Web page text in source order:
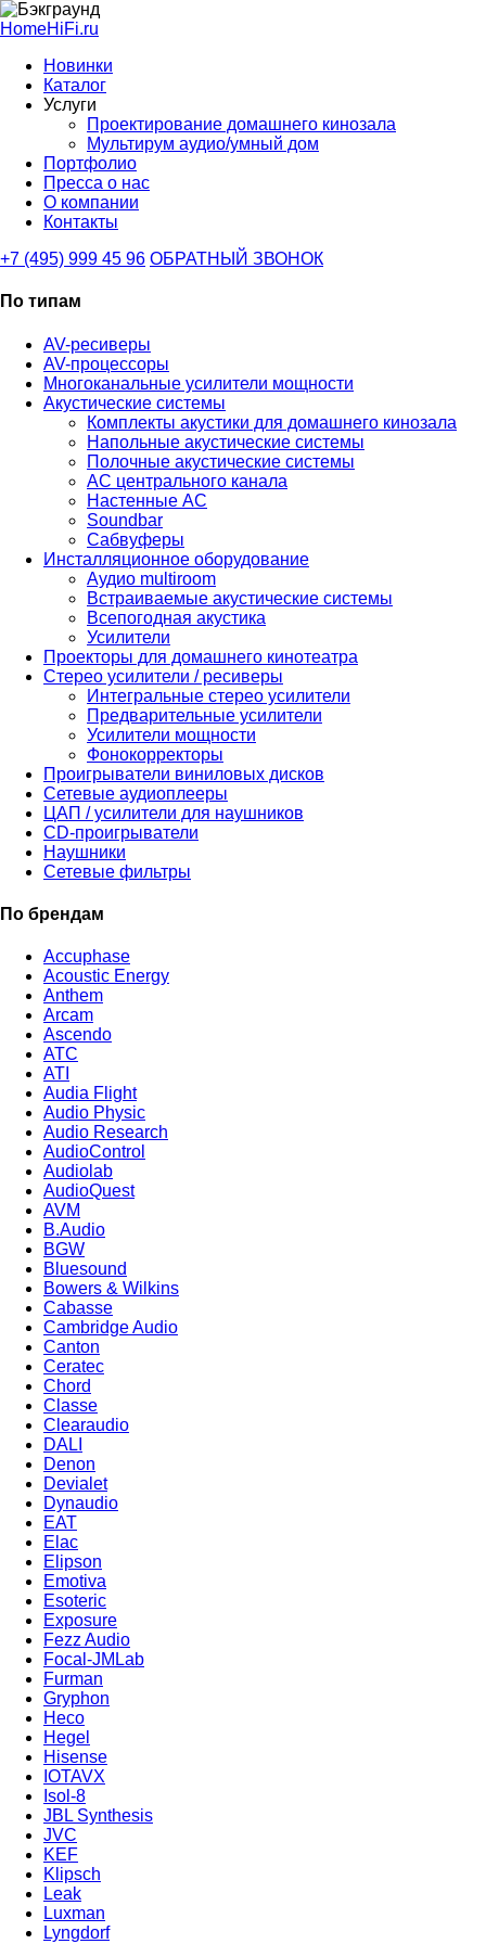
HomeHiFi.ru
Новинки
Каталог
Услуги
Проектирование домашнего кинозала
Мультирум аудио/умный дом
Портфолио
Пресса о нас
О компании
Контакты
+7 (495) 999 45 96 ОБРАТНЫЙ ЗВОНОК
По типам
AV-ресиверы
AV-процессоры
Многоканальные усилители мощности
Акустические системы
Комплекты акустики для домашнего кинозала
Напольные акустические системы
Полочные акустические системы
АС центрального канала
Настенные АС
Soundbar
Сабвуферы
Инсталляционное оборудование
Аудио multiroom
Встраиваемые акустические системы
Всепогодная акустика
Усилители
Проекторы для домашнего кинотеатра
Стерео усилители / ресиверы
Интегральные стерео усилители
Предварительные усилители
Усилители мощности
Фонокорректоры
Проигрыватели виниловых дисков
Сетевые аудиоплееры
ЦАП / усилители для наушников
CD-проигрыватели
Наушники
Сетевые фильтры
По брендам
Accuphase
Acoustic Energy
Anthem
Arcam
Ascendo
ATC
ATI
Audia Flight
Audio Physic
Audio Research
AudioControl
Audiolab
AudioQuest
AVM
B.Audio
BGW
Bluesound
Bowers & Wilkins
Cabasse
Cambridge Audio
Canton
Ceratec
Chord
Classe
Clearaudio
DALI
Denon
Devialet
Dynaudio
EAT
Elac
Elipson
Emotiva
Esoteric
Exposure
Fezz Audio
Focal-JMLab
Furman
Gryphon
Heco
Hegel
Hisense
IOTAVX
Isol-8
JBL Synthesis
JVC
KEF
Klipsch
Leak
Luxman
Lyngdorf